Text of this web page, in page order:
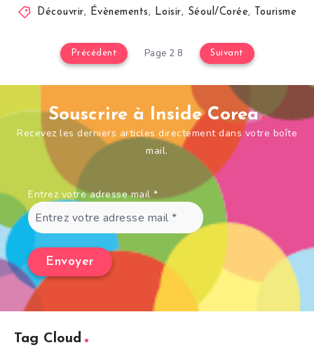
Découvrir, Évènements, Loisir, Séoul/Corée, Tourisme
Précédent Page 2 8 Suivant
Souscrire à Inside Corea
Recevez les derniers articles directement dans votre boîte
mail.
Entrez votre adresse mail *
Tag Cloud